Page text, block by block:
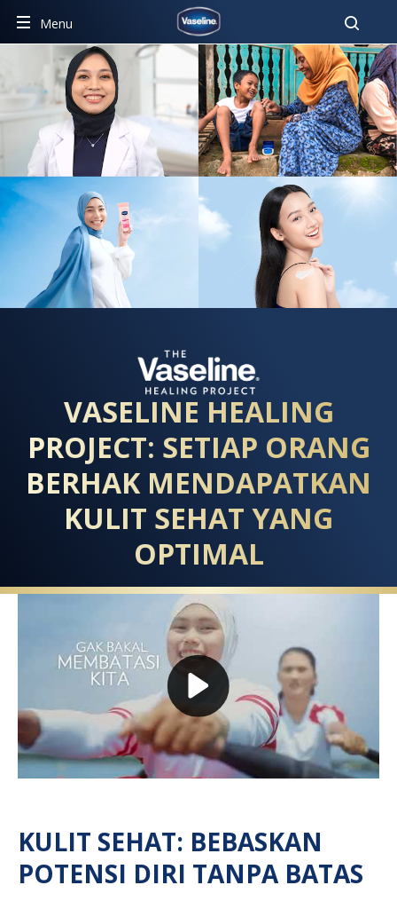
Menu
HEALING
VASELINE HEALING
PROJECT: SETIAP ORANG
BERHAK MENDAPATKAN
KULIT SEHAT YANG
OPTIMAL
KULIT SEHAT: BEBASKAN
POTENSI DIRI TANPA BATAS
Play video Vaseline: Ultra